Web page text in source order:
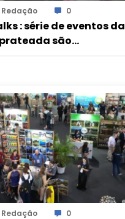
0
: série de eventos da
são
para a Geronto Fair
0